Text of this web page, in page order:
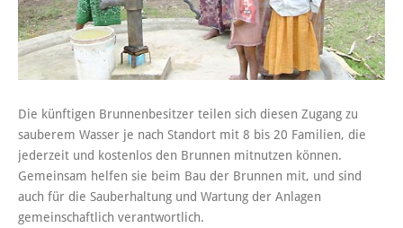
Die künftigen Brunnenbesitzer teilen sich diesen Zugang zu
sauberem Wasser je nach Standort mit 8 bis 20 Familien, die
jederzeit und kostenlos den Brunnen mitnutzen können.
Gemeinsam helfen sie beim Bau der Brunnen mit, und sind
auch für die Sauberhaltung und Wartung der Anlagen
gemeinschaftlich verantwortlich.